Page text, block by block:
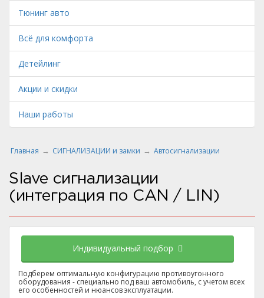
Тюнинг авто
Всё для комфорта
Детейлинг
Акции и скидки
Наши работы
Главная СИГНАЛИЗАЦИИ и замки Автосигнализации
Slave сигнализации
(интеграция по CAN / LIN)
Индивидуальный подбор
Подберем оптимальную конфигурацию противоугонного
оборудования - специально под ваш автомобиль, с учетом всех
его особенностей и нюансов эксплуатации.